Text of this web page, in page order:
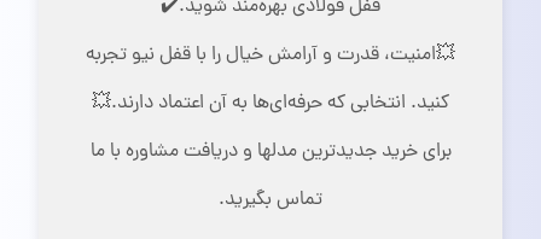
قفل فولادی بهره‌مند شوید.✔️
💥امنیت، قدرت و آرامش خیال را با قفل نیو تجربه
کنید. انتخابی که حرفه‌ای‌ها به آن اعتماد دارند.💥
برای خرید جدید‌ترین مدلها و دریافت مشاوره با ما
تماس بگیرید.